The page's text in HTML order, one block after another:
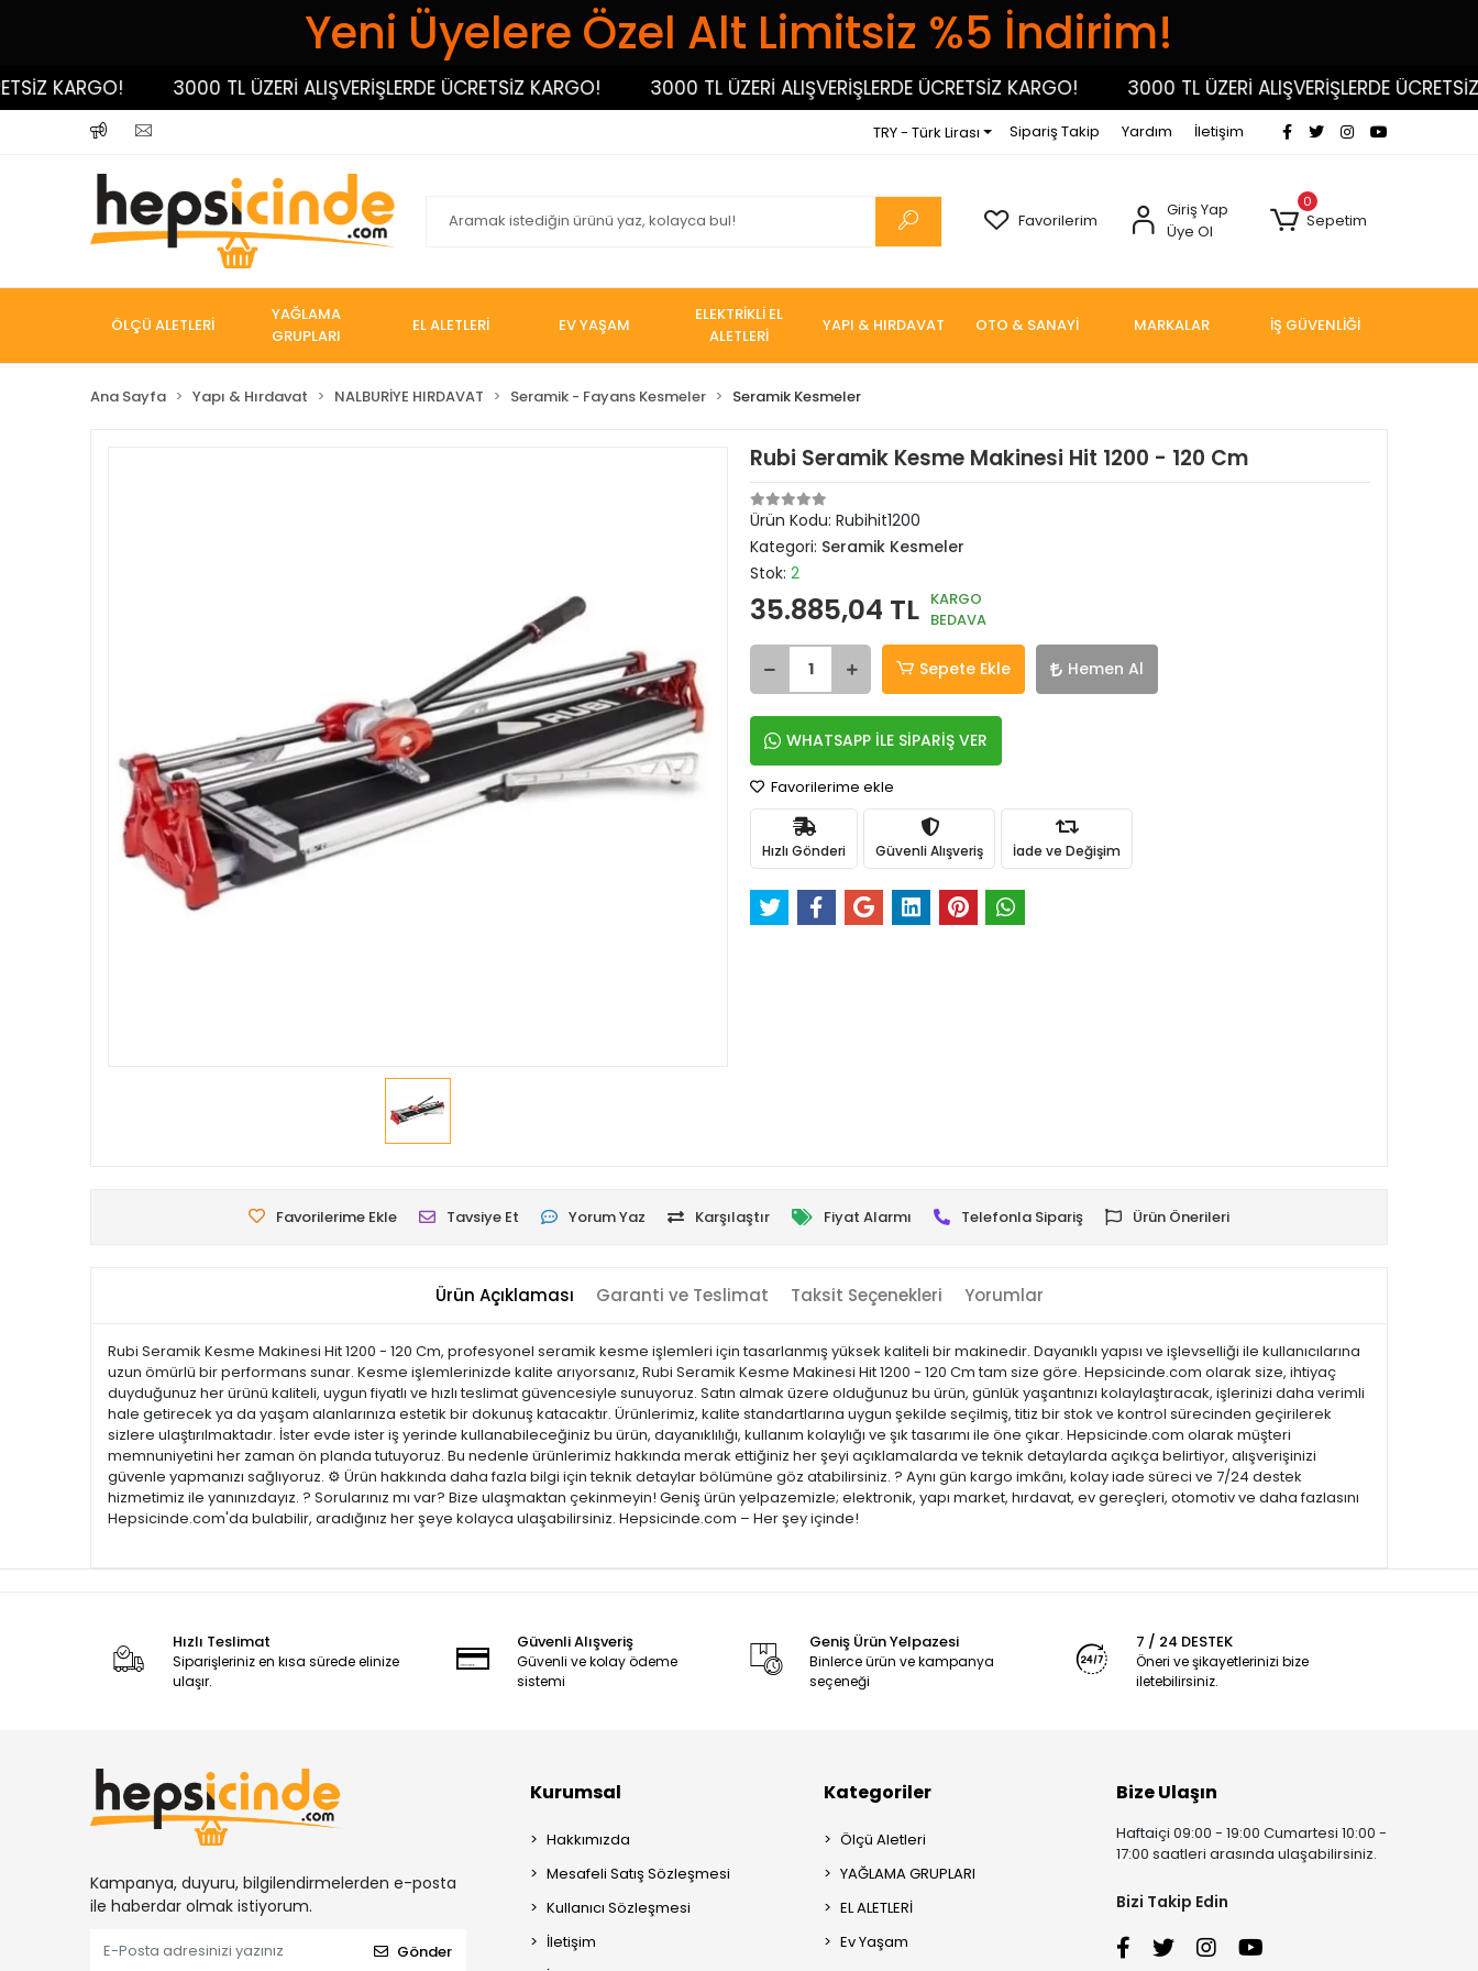
Yeni Üyelere Özel Alt Limitsiz %5 İndirim!
KARGO! 3000 TL ÜZERİ ALIŞVERİŞLERDE ÜCRETSİZ KARGO! 3000 TL ÜZERİ ALIŞVERİŞLERDE ÜCRETSİZ KARGO! 3000 TL ÜZERİ ALIŞVERİŞLERDE ÜCRETSİZ
TRY - Türk Lirası Sipariş Takip Yardım İletişim
Favorilerim
Giriş Yap
Üye Ol
0
Sepetim
ÖLÇÜ ALETLERİ
YAĞLAMA
GRUPLARI
EL ALETLERİ EV YAŞAM
ELEKTRİKLİ EL
ALETLERİ
YAPI & HIRDAVAT OTO & SANAYİ MARKALAR İŞ GÜVENLİĞİ
Ana Sayfa Yapı & Hırdavat NALBURİYE HIRDAVAT Seramik - Fayans Kesmeler Seramik Kesmeler
Rubi Seramik Kesme Makinesi Hit 1200 - 120 Cm
Ürün Kodu: Rubihit1200
Kategori: Seramik Kesmeler
Stok: 2
35.885,04 TL KARGO
BEDAVA
Sepete Ekle Hemen Al
WHATSAPP İLE SİPARİŞ VER
Favorilerime ekle
Hızlı Gönderi Güvenli Alışveriş İade ve Değişim
Favorilerime Ekle Tavsiye Et Yorum Yaz Karşılaştır Fiyat Alarmı Telefonla Sipariş Ürün Önerileri
Ürün Açıklaması Garanti ve Teslimat Taksit Seçenekleri Yorumlar
Rubi Seramik Kesme Makinesi Hit 1200 - 120 Cm, profesyonel seramik kesme işlemleri için tasarlanmış yüksek kaliteli bir makinedir. Dayanıklı yapısı ve işlevselliği ile kullanıcılarına
uzun ömürlü bir performans sunar. Kesme işlemlerinizde kalite arıyorsanız, Rubi Seramik Kesme Makinesi Hit 1200 - 120 Cm tam size göre. Hepsicinde.com olarak size, ihtiyaç
duyduğunuz her ürünü kaliteli, uygun fiyatlı ve hızlı teslimat güvencesiyle sunuyoruz. Satın almak üzere olduğunuz bu ürün, günlük yaşantınızı kolaylaştıracak, işlerinizi daha verimli
hale getirecek ya da yaşam alanlarınıza estetik bir dokunuş katacaktır. Ürünlerimiz, kalite standartlarına uygun şekilde seçilmiş, titiz bir stok ve kontrol sürecinden geçirilerek
sizlere ulaştırılmaktadır. İster evde ister iş yerinde kullanabileceğiniz bu ürün, dayanıklılığı, kullanım kolaylığı ve şık tasarımı ile öne çıkar. Hepsicinde.com olarak müşteri
memnuniyetini her zaman ön planda tutuyoruz. Bu nedenle ürünlerimiz hakkında merak ettiğiniz her şeyi açıklamalarda ve teknik detaylarda açıkça belirtiyor, alışverişinizi
güvenle yapmanızı sağlıyoruz. ⚙️ Ürün hakkında daha fazla bilgi için teknik detaylar bölümüne göz atabilirsiniz. ? Aynı gün kargo imkânı, kolay iade süreci ve 7/24 destek
hizmetimiz ile yanınızdayız. ? Sorularınız mı var? Bize ulaşmaktan çekinmeyin! Geniş ürün yelpazemizle; elektronik, yapı market, hırdavat, ev gereçleri, otomotiv ve daha fazlasını
Hepsicinde.com'da bulabilir, aradığınız her şeye kolayca ulaşabilirsiniz. Hepsicinde.com – Her şey içinde!
Hızlı Teslimat
Siparişleriniz en kısa sürede elinize
ulaşır.
Güvenli Alışveriş
Güvenli ve kolay ödeme
sistemi
Geniş Ürün Yelpazesi
Binlerce ürün ve kampanya
seçeneği
7 / 24 DESTEK
Öneri ve şikayetlerinizi bize
iletebilirsiniz.
Kampanya, duyuru, bilgilendirmelerden e-posta
ile haberdar olmak istiyorum.
Gönder
Kurumsal
Hakkımızda
Mesafeli Satış Sözleşmesi
Kullanıcı Sözleşmesi
İletişim
Kategoriler
Ölçü Aletleri
YAĞLAMA GRUPLARI
EL ALETLERİ
Ev Yaşam
Bize Ulaşın
Haftaiçi 09:00 - 19:00 Cumartesi 10:00 -
17:00 saatleri arasında ulaşabilirsiniz.
Bizi Takip Edin